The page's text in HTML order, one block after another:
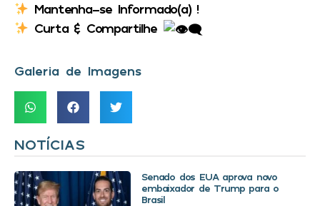
Mantenha-se Informado(a) !
Curta & Compartilhe
Galeria de Imagens
NOTÍCIAS
Senado dos EUA aprova novo
embaixador de Trump para o
Brasil